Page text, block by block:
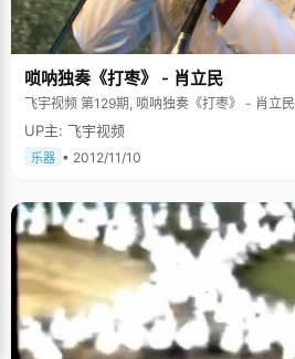
唢呐独奏《打枣》 - 肖立民
飞宇视频 第129期, 唢呐独奏《打枣》 - 肖立民
UP主: 飞宇视频
乐器 • 2012/11/10